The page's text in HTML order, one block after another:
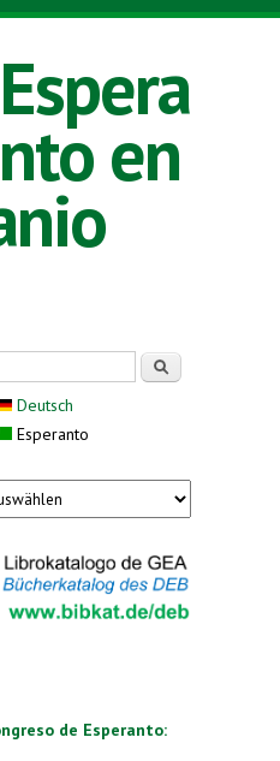
Espera
nto en
Deutsch
Esperanto
de Esperanto: